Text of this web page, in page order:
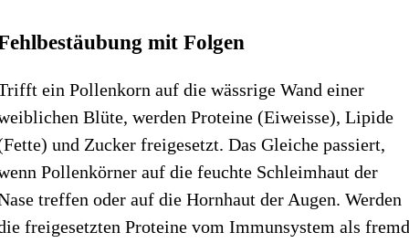
mit Folgen
ein Pollenkorn auf die wässrige Wand einer
Blüte, werden Proteine (Eiweisse), Lipide
und Zucker freigesetzt. Das Gleiche passiert,
Pollenkörner auf die feuchte Schleimhaut der
treffen oder auf die Hornhaut der Augen. Werden
freigesetzten Proteine vom Immunsystem als